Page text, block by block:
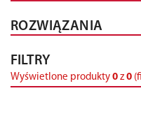
ROZWIĄZANIA
FILTRY
Wyświetlone produkty 0 z0